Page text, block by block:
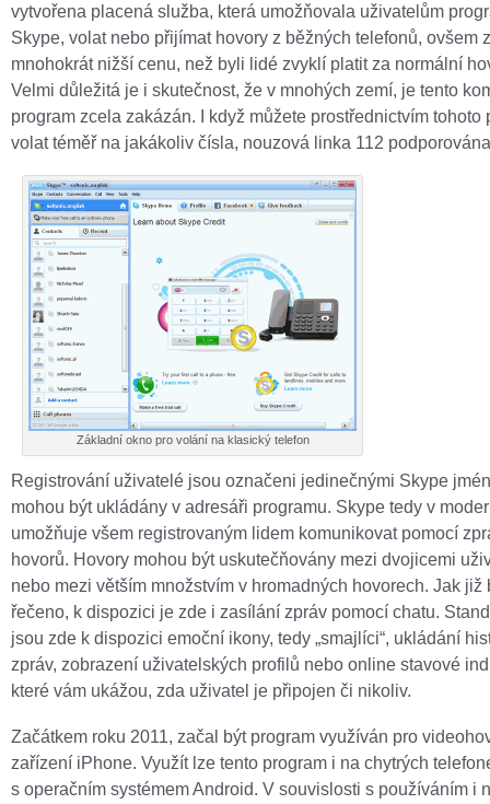
vytvořena placená služba, která umožňovala uživatelům
Skype, volat nebo přijímat hovory z běžných telefonů, ovšem
mnohokrát nižší cenu, než byli lidé zvyklí platit za normální
Velmi důležitá je i skutečnost, že v mnohých zemí, je tento
program zcela zakázán. I když můžete prostřednictvím tohoto
volat téměř na jakákoliv čísla, nouzová linka 112
Základní okno pro volání na klasický telefon
Registrování uživatelé jsou označeni jedinečnými Skype
mohou být ukládány v adresáři programu. Skype tedy v
umožňuje všem registrovaným lidem komunikovat pomocí
hovorů. Hovory mohou být uskutečňovány mezi dvojicemi
nebo mezi větším množstvím v hromadných hovorech. Jak již
řečeno, k dispozici je zde i zasílání zpráv pomocí chatu.
jsou zde k dispozici emoční ikony, tedy „smajlíci“, ukládání
zpráv, zobrazení uživatelských profilů nebo online stavové
které vám ukážou, zda uživatel je připojen či nikoliv.
Začátkem roku 2011, začal být program využíván pro
zařízení iPhone. Využít lze tento program i na chytrých
s operačním systémem Android. V souvislosti s používáním i